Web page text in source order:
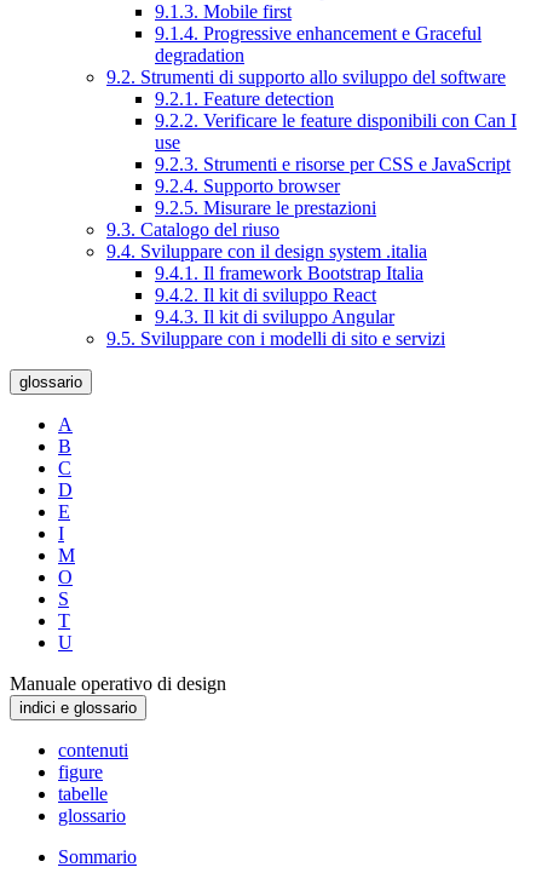
9.1.3. Mobile first
9.1.4. Progressive enhancement e Graceful
degradation
9.2. Strumenti di supporto allo sviluppo del software
9.2.1. Feature detection
9.2.2. Verificare le feature disponibili con Can I
use
9.2.3. Strumenti e risorse per CSS e JavaScript
9.2.4. Supporto browser
9.2.5. Misurare le prestazioni
9.3. Catalogo del riuso
9.4. Sviluppare con il design system .italia
9.4.1. Il framework Bootstrap Italia
9.4.2. Il kit di sviluppo React
9.4.3. Il kit di sviluppo Angular
9.5. Sviluppare con i modelli di sito e servizi
glossario
A
B
C
D
E
I
M
O
S
T
U
Manuale operativo di design
indici e glossario
contenuti
figure
tabelle
glossario
Sommario